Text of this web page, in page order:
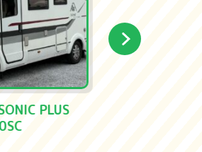
SAFARI LOFT
ングテント）